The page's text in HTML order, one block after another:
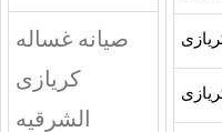
صيانه غساله
كريازى
الشرقيه